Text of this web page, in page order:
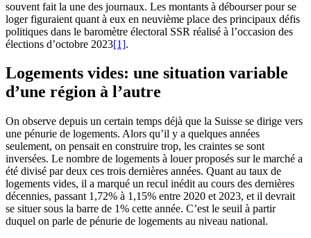
souvent fait la une des journaux. Les montants à débourser pour se
loger figuraient quant à eux en neuvième place des principaux défis
politiques dans le baromètre électoral SSR réalisé à l’occasion des
élections d’octobre 2023[1].
Logements vides: une situation variable
d’une région à l’autre
On observe depuis un certain temps déjà que la Suisse se dirige vers
une pénurie de logements. Alors qu’il y a quelques années
seulement, on pensait en construire trop, les craintes se sont
inversées. Le nombre de logements à louer proposés sur le marché a
été divisé par deux ces trois dernières années. Quant au taux de
logements vides, il a marqué un recul inédit au cours des dernières
décennies, passant 1,72% à 1,15% entre 2020 et 2023, et il devrait
se situer sous la barre de 1% cette année. C’est le seuil à partir
duquel on parle de pénurie de logements au niveau national.